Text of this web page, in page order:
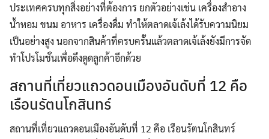
ประเทศครบทุกสิ่งอย่างที่ต้องการ ยกตัวอย่างเช่น เครื่องสำอาง
น้ำหอม ขนม อาหาร เครื่องดื่ม ทำให้ตลาดเจ้เล้งได้รับความนิยม
เป็นอย่างสูง นอกจากสินค้าที่ครบครั้นแล้วตลาดเจ้เล้งยังมีการจัด
ทำโปรโมชั่นเพื่อดึงดูดลูกค้าอีกด้วย
สถานที่เที่ยวแถวดอนเมืองอันดับที่ 12 คือ
เรือนรัตนโกสินทร์
สถานที่เที่ยวแถวดอนเมืองอันดับที่ 12 คือ เรือนรัตนโกสินทร์